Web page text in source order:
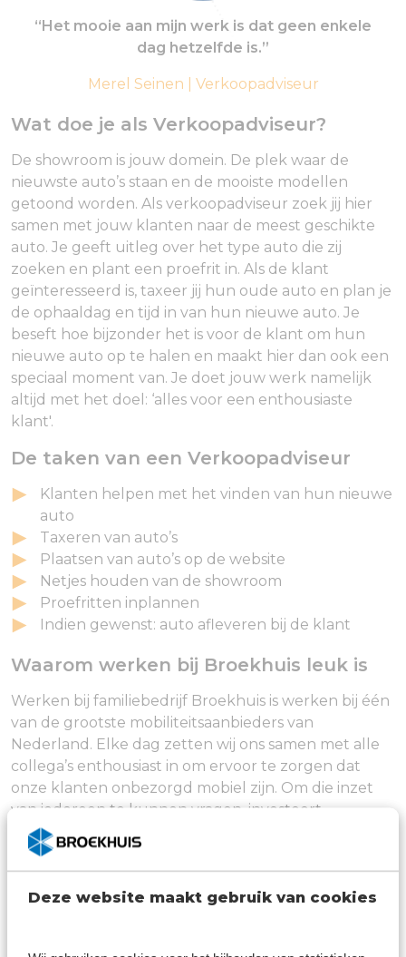
Deze website maakt gebruik van cookies
“Het mooie aan mijn werk is dat geen enkele
dag hetzelfde is.”
Merel Seinen | Verkoopadviseur
Wat doe je als Verkoopadviseur?
De showroom is jouw domein. De plek waar de
nieuwste auto’s staan en de mooiste modellen
getoond worden. Als verkoopadviseur zoek jij hier
samen met jouw klanten naar de meest geschikte
auto. Je geeft uitleg over het type auto die zij
zoeken en plant een proefrit in. Als de klant
geïnteresseerd is, taxeer jij hun oude auto en plan je
de ophaaldag en tijd in van hun nieuwe auto. Je
beseft hoe bijzonder het is voor de klant om hun
nieuwe auto op te halen en maakt hier dan ook een
speciaal moment van. Je doet jouw werk namelijk
altijd met het doel: ‘alles voor een enthousiaste
klant'.
De taken van een Verkoopadviseur
Klanten helpen met het vinden van hun nieuwe
auto
Taxeren van auto’s
Plaatsen van auto’s op de website
Netjes houden van de showroom
Proefritten inplannen
Indien gewenst: auto afleveren bij de klant
Waarom werken bij Broekhuis leuk is
Werken bij familiebedrijf Broekhuis is werken bij één
van de grootste mobiliteitsaanbieders van
Nederland. Elke dag zetten wij ons samen met alle
collega’s enthousiast in om ervoor te zorgen dat
onze klanten onbezorgd mobiel zijn. Om die inzet
van iedereen te kunnen vragen, investeert
Broekhuis als werkgever juist ook in jou. Jij bent
namelijk de spil in onze organisatie naar de klanten
toe. Daarom bieden we je een fijne werkplek met
prettige voordelen en ruimte voor persoonlijke groei